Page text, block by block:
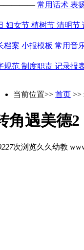
常用话术 表
妇女节 植树节 清明节
档案 小报模板 常用音
规范 制度职责 记录报
当前位置>> 首页 >>
角遇美德2
次浏览久久幼教